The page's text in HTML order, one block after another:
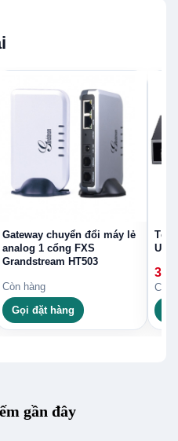
Gateway chuyển đổi máy lẻ
analog 1 cổng FXS
Grandstream HT503
Còn hàng
Gọi đặt hàng
Còn
gần đây